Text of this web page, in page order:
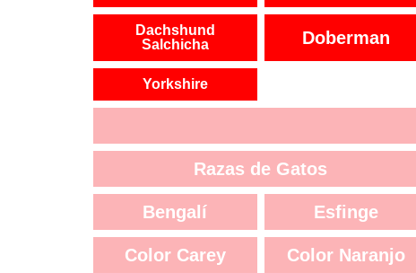
Dachshund
Salchicha
Doberman
Yorkshire
Razas de Gatos
Bengalí Esfinge
Color Carey Color Naranjo